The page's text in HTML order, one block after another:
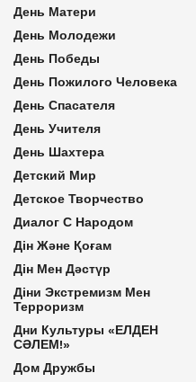
День Матери
День Молодежи
День Победы
День Пожилого Человека
День Спасателя
День Учителя
День Шахтера
Детский Мир
Детское Творчество
Диалог С Народом
Дін Және Қоғам
Дін Мен Дәстүр
Діни Экстремизм Мен
Терроризм
Дни Культуры «ЕЛДЕН
СӘЛЕМ!»
Дом Дружбы